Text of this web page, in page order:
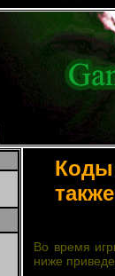
Коды
Во время
ниже